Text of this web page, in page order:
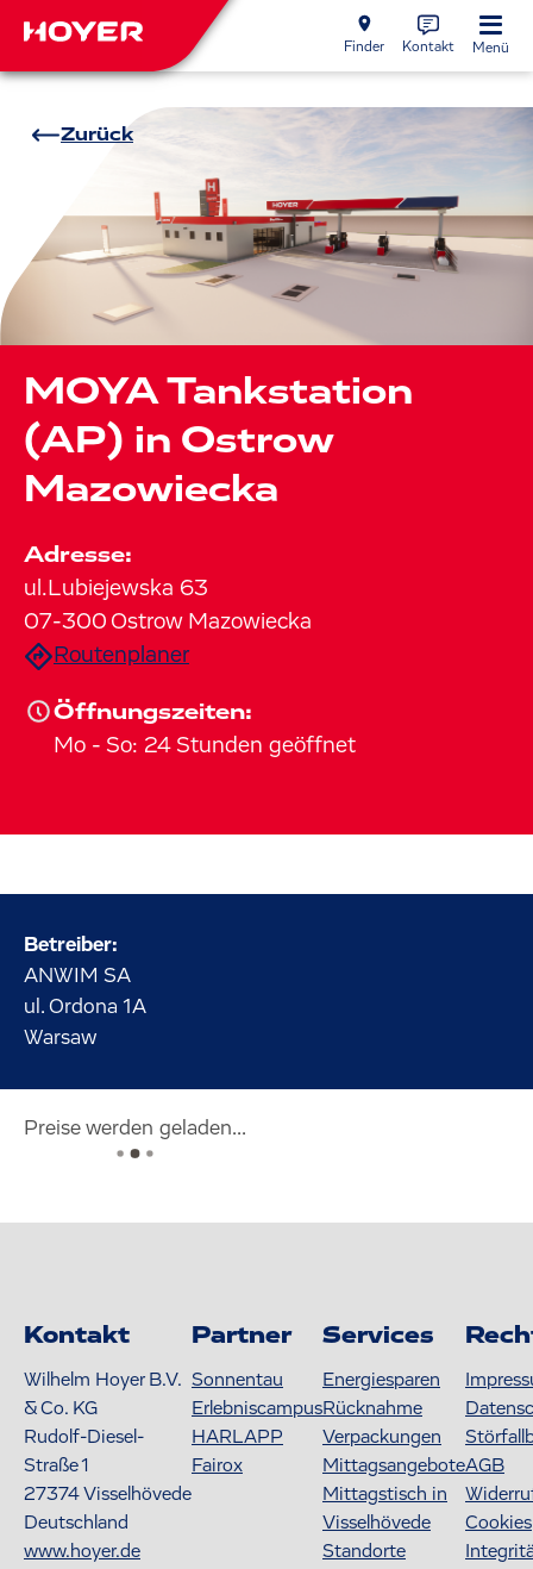
Finder Kontakt Menü
Zurück
MOYA Tankstation
(AP) in Ostrow
Mazowiecka
Adresse:
ul.Lubiejewska 63
07-300 Ostrow Mazowiecka
Routenplaner
Öffnungszeiten:
Mo - So: 24 Stunden geöffnet
Betreiber:
ANWIM SA
ul. Ordona 1A
Warsaw
Preise werden geladen...
Kontakt
Wilhelm Hoyer B.V.
& Co. KG
Rudolf-Diesel-
Straße 1
27374Visselhövede
Deutschland
www.hoyer.de
Partner
Sonnentau
Erlebniscampus
HARLAPP
Fairox
Services
Energiesparen
Rücknahme
Verpackungen
Mittagsangebote
Mittagstisch in
Visselhövede
Standorte
AGB
Cookies